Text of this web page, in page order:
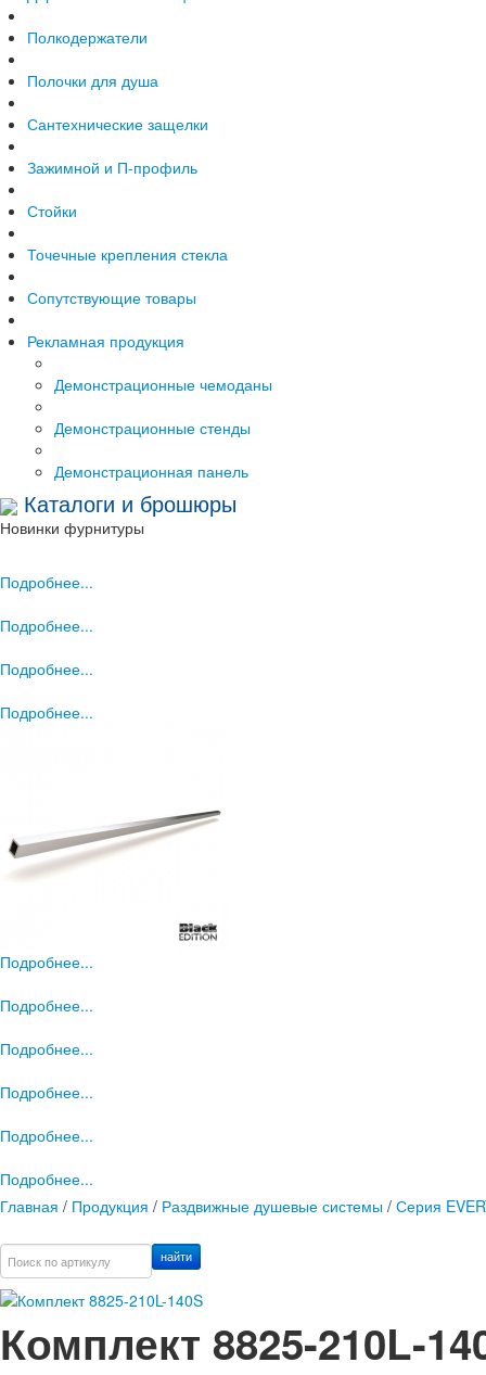
Полкодержатели
Полочки для душа
Сантехнические защелки
Зажимной и П-профиль
Стойки
Точечные крепления стекла
Сопутствующие товары
Рекламная продукция
Демонстрационные чемоданы
Демонстрационные стенды
Демонстрационная панель
Каталоги и брошюры
Новинки фурнитуры
Подробнее...
Подробнее...
Подробнее...
Подробнее...
Подробнее...
Подробнее...
Подробнее...
Подробнее...
Подробнее...
Подробнее...
Главная / Продукция / Раздвижные душевые системы / Серия
найти
Комплект 8825-210L-